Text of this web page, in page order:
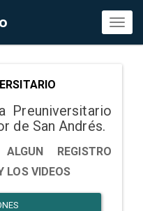
Preuniversitario
de San Andrés.
REGISTRO
LOS VIDEOS